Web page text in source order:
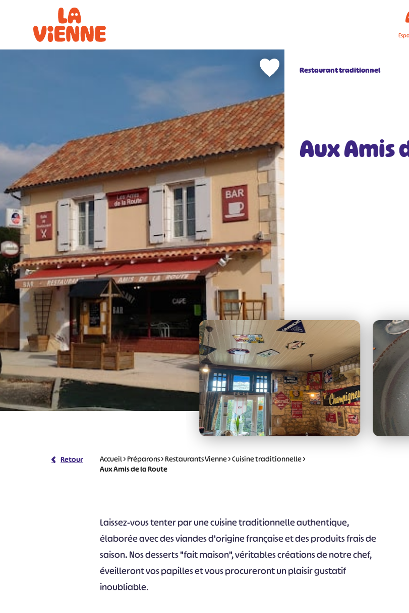
Restaurant traditionnel
Aux Amis
Retour Accueil>Préparons>Restaurants Vienne>Cuisine traditionnelle>
Aux Amis de la Route
Laissez-vous tenter par une cuisine traditionnelle authentique,
élaborée avec des viandes d'origine française et des produits frais de
saison. Nos desserts "fait maison", véritables créations de notre chef,
éveilleront vos papilles et vous procureront un plaisir gustatif
inoubliable.
Panneau de gestion des cookies